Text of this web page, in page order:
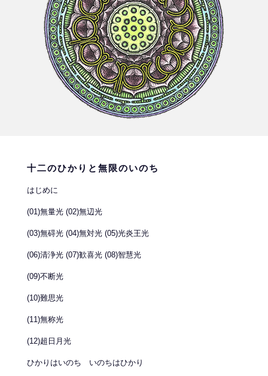
十二のひかりと無限のいのち
はじめに
(01)無量光 (02)無辺光
(03)無碍光 (04)無対光 (05)光炎王光
(06)清浄光 (07)歓喜光 (08)智慧光
(09)不断光
(10)難思光
(11)無称光
(12)超日月光
ひかりはいのち いのちはひかり